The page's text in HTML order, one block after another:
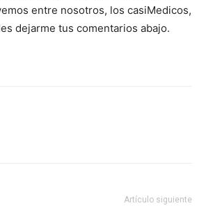
entre nosotros, los casiMedicos,
dejarme tus comentarios abajo.
Artículo siguiente